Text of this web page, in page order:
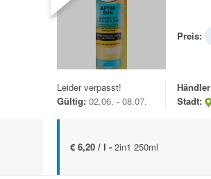
Preis:
Leider verpasst!
Gültig: 02.06. - 08.07.
Stadt:
€ 6,20 / l - 2in1 250ml